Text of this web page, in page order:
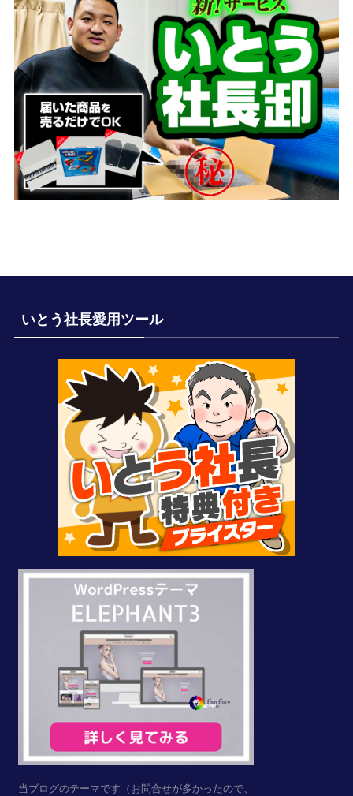
いとう社長愛用ツール
当ブログのテーマです（お問合せが多かったので、